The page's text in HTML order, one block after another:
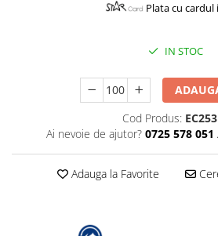
Plata cu cardul
IN STOC
Cod Produs: EC253
Ai nevoie de ajutor? 0725 578 051
Adauga la Favorite